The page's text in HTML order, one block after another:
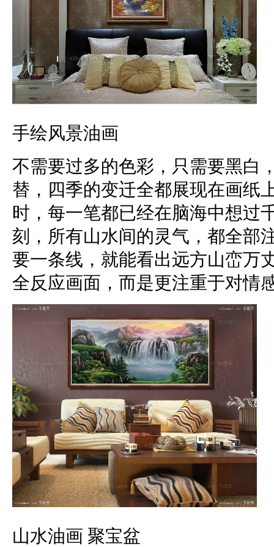
手绘风景油画
不需要过多的色彩，只需要黑白
替，四季的变迁全都展现在画纸
时，每一笔都已经在脑海中想过
刻，所有山水间的灵气，都全部
要一条线，就能看出远方山峦万
全反应画面，而是更注重于对情
山水油画 聚宝盆